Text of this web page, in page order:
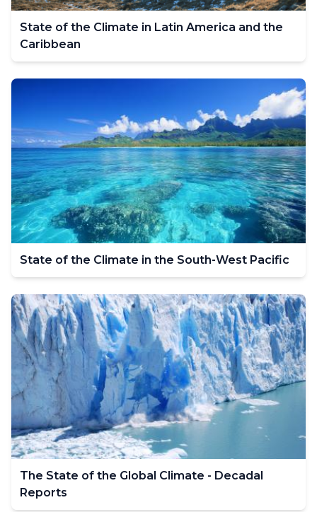
State of the Climate in Latin America and the
Caribbean
State of the Climate in the South-West Pacific
The State of the Global Climate - Decadal
Reports